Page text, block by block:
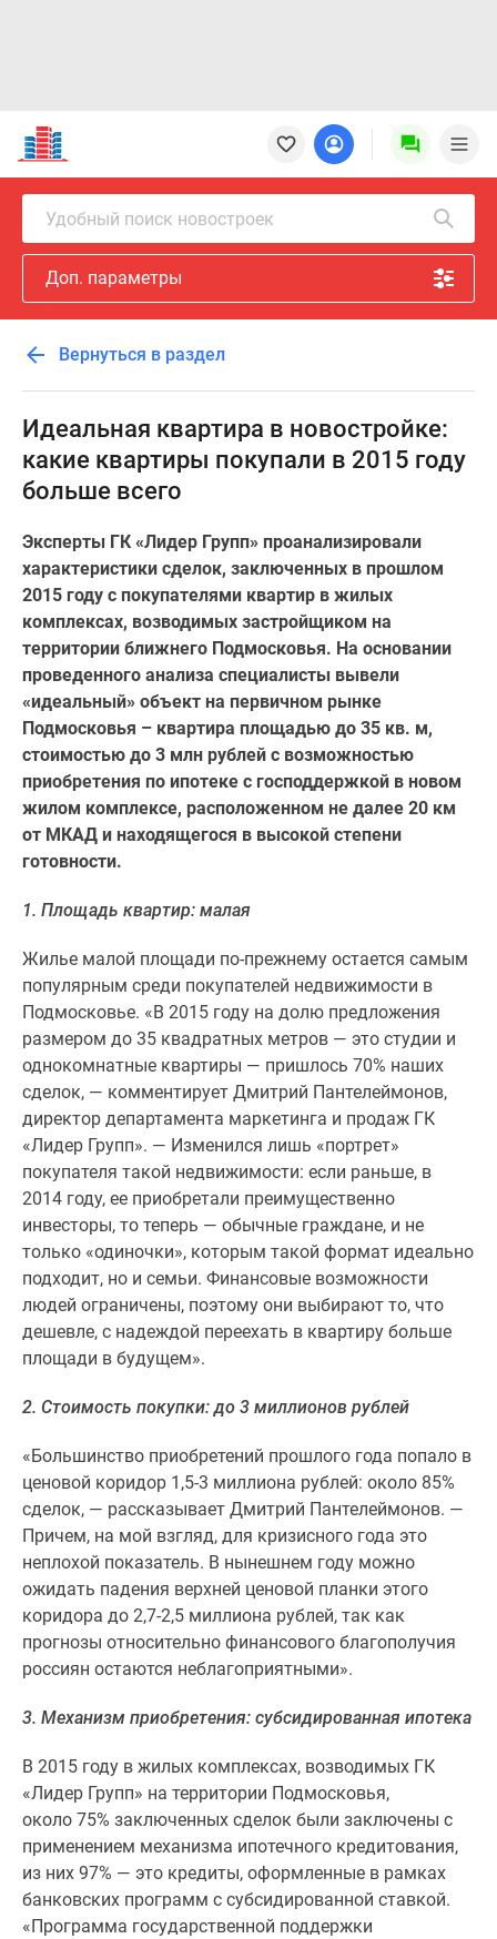
Новостройки
Квартиры
Ипотека
Новостройки
Москвы
Новостройки
Подмосковья
Новостройки
Москвы
Готовые
новостройки
Новостройки
карте
предложения
Коммерческие
помещения
Продавцы
застройщики
Панорамы
новостроек
Видеообзор
новостроек
Экспертиза
новостроек
Экология
Подмосковья
комнатные
комнатные
комнатные
Квартиры
Ипотечный
калькулятор
Семейная
ипотека
Военная
ипотека
Банки
программы
Медиа
Новости
недвижимости
Мнение
эксперта
Аналитика
рынка
Покупателю
новостроек
авторы
проекте
Контакты
Реклама
Удобный поиск новостроек
Доп. параметры
Вернуться в раздел
Идеальная квартира в новостройке:
какие квартиры покупали в 2015 году
больше всего
Эксперты ГК «Лидер Групп» проанализировали
характеристики сделок, заключенных в прошлом
2015 году с покупателями квартир в жилых
комплексах, возводимых застройщиком на
территории ближнего Подмосковья. На основании
проведенного анализа специалисты вывели
«идеальный» объект на первичном рынке
Подмосковья – квартира площадью до 35 кв. м,
стоимостью до 3 млн рублей с возможностью
приобретения по ипотеке с господдержкой в новом
жилом комплексе, расположенном не далее 20 км
от МКАД и находящегося в высокой степени
готовности.
1. Площадь квартир: малая
Жилье малой площади по-прежнему остается самым
популярным среди покупателей недвижимости в
Подмосковье. «В 2015 году на долю предложения
размером до 35 квадратных метров — это студии и
однокомнатные квартиры — пришлось 70% наших
сделок, — комментирует Дмитрий Пантелеймонов,
директор департамента маркетинга и продаж ГК
«Лидер Групп». — Изменился лишь «портрет»
покупателя такой недвижимости: если раньше, в
2014 году, ее приобретали преимущественно
инвесторы, то теперь — обычные граждане, и не
только «одиночки», которым такой формат идеально
подходит, но и семьи. Финансовые возможности
людей ограничены, поэтому они выбирают то, что
дешевле, с надеждой переехать в квартиру больше
площади в будущем».
2. Стоимость покупки: до 3 миллионов рублей
«Большинство приобретений прошлого года попало в
ценовой коридор 1,5-3 миллиона рублей: около 85%
сделок, — рассказывает Дмитрий Пантелеймонов. —
Причем, на мой взгляд, для кризисного года это
неплохой показатель. В нынешнем году можно
ожидать падения верхней ценовой планки этого
коридора до 2,7-2,5 миллиона рублей, так как
прогнозы относительно финансового благополучия
россиян остаются неблагоприятными».
3. Механизм приобретения: субсидированная ипотека
В 2015 году в жилых комплексах, возводимых ГК
«Лидер Групп» на территории Подмосковья,
около 75% заключенных сделок были заключены с
применением механизма ипотечного кредитования,
из них 97% — это кредиты, оформленные в рамках
банковских программ с субсидированной ставкой.
«Программа государственной поддержки